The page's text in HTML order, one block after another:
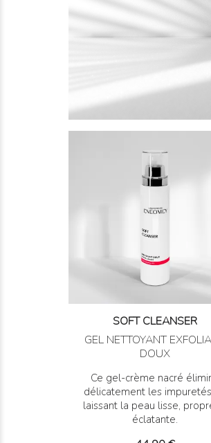
SOFT CLEANSER
GEL NETTOYANT
DOUX
Ce gel-crème nacré
délicatement les
laissant la peau lisse,
éclatante.